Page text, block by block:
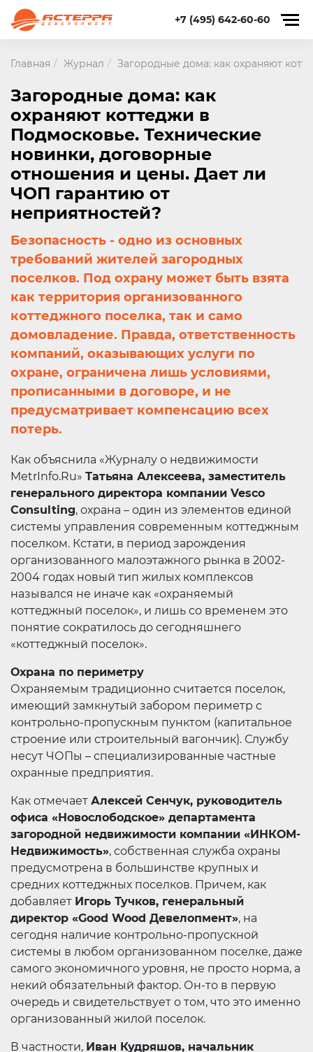
+7 (495) 642-60-60
Главная Журнал Загородные дома: как охраняют
Загородные дома: как
охраняют коттеджи в
Подмосковье. Технические
новинки, договорные
отношения и цены. Дает ли
ЧОП гарантию от
неприятностей?
Безопасность - одно из основных
требований жителей загородных
поселков. Под охрану может быть взята
как территория организованного
коттеджного поселка, так и само
домовладение. Правда, ответственность
компаний, оказывающих услуги по
охране, ограничена лишь условиями,
прописанными в договоре, и не
предусматривает компенсацию всех
потерь.
Как объяснила «Журналу о недвижимости
MetrInfo.Ru» Татьяна Алексеева, заместитель
генерального директора компании Vesco
Consulting, охрана – один из элементов единой
системы управления современным коттеджным
поселком. Кстати, в период зарождения
организованного малоэтажного рынка в 2002-
2004 годах новый тип жилых комплексов
назывался не иначе как «охраняемый
коттеджный поселок», и лишь со временем это
понятие сократилось до сегодняшнего
«коттеджный поселок».
Охрана по периметру
Охраняемым традиционно считается поселок,
имеющий замкнутый забором периметр с
контрольно-пропускным пунктом (капитальное
строение или строительный вагончик). Службу
несут ЧОПы – специализированные частные
охранные предприятия.
Как отмечает Алексей Сенчук, руководитель
офиса «Новослободское» департамента
загородной недвижимости компании «ИНКОМ-
Недвижимость», собственная служба охраны
предусмотрена в большинстве крупных и
средних коттеджных поселков. Причем, как
добавляет Игорь Тучков, генеральный
директор «Good Wood Девелопмент», на
сегодня наличие контрольно-пропускной
системы в любом организованном поселке, даже
самого экономичного уровня, не просто норма, а
некий обязательный фактор. Он-то в первую
очередь и свидетельствует о том, что это именно
организованный жилой поселок.
В частности, Иван Кудряшов, начальник